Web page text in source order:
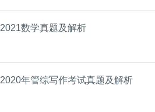
2021数学真题及解析
2020年管综写作考试真题及解析